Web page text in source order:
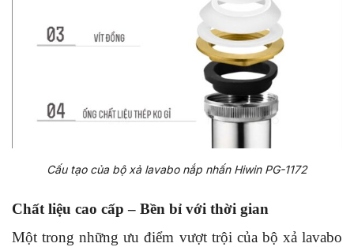
Cấu tạo của bộ xả lavabo nắp nhấn Hiwin PG-1172
Chất liệu cao cấp – Bền bỉ với thời gian
Một trong những ưu điểm vượt trội của bộ xả lavabo